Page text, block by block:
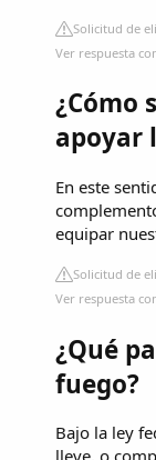
Solicitud de
Ver respuesta
¿Cómo
apoyar
En este
equipar
Solicitud de
Ver respuesta
¿Qué
fuego?
Bajo la ley